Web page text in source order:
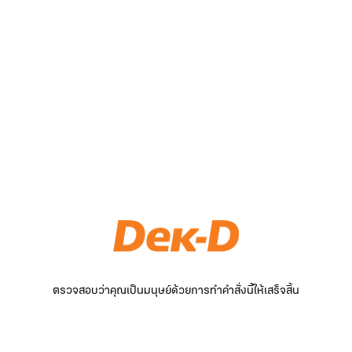
ตรวจสอบว่าคุณเป็นมนุษย์ด้วยการทำคำสั่งนี้ให้เสร็จสิ้น